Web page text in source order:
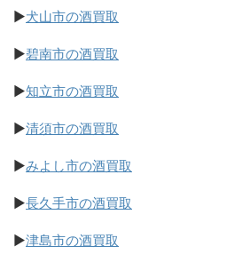
▶犬山市の酒買取
▶碧南市の酒買取
▶知立市の酒買取
▶清須市の酒買取
▶みよし市の酒買取
▶長久手市の酒買取
▶津島市の酒買取